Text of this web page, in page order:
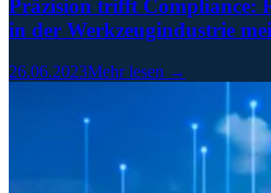
Präzision trifft Compliance:
in der Werkzeugindustrie
26.06.2023Mehr lesen →